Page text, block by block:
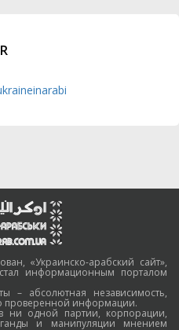
«Украинско-арабский сайт»,
информационным порталом
– абсолютная независимость,
проверенной информации.
ни одной партии, корпорации,
и манипуляции мнением